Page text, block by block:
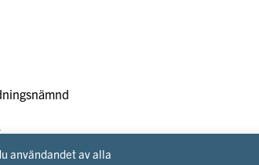
användandet av alla